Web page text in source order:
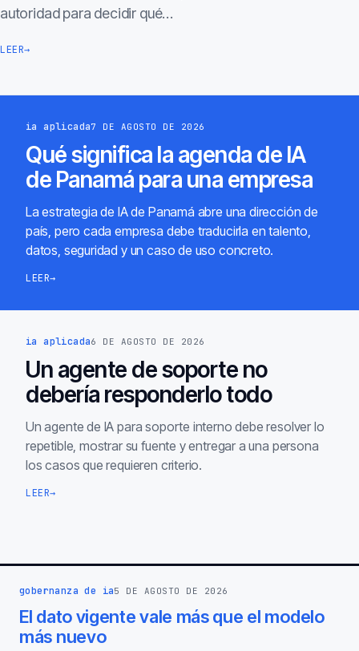
autoridad para decidir qué…
LEER→
ia aplicada7 DE AGOSTO DE 2026
Qué significa la agenda de IA
de Panamá para una empresa
La estrategia de IA de Panamá abre una dirección de
país, pero cada empresa debe traducirla en talento,
datos, seguridad y un caso de uso concreto.
LEER→
ia aplicada6 DE AGOSTO DE 2026
Un agente de soporte no
debería responderlo todo
Un agente de IA para soporte interno debe resolver lo
repetible, mostrar su fuente y entregar a una persona
los casos que requieren criterio.
LEER→
gobernanza de ia5 DE AGOSTO DE 2026
El dato vigente vale más que el modelo
más nuevo